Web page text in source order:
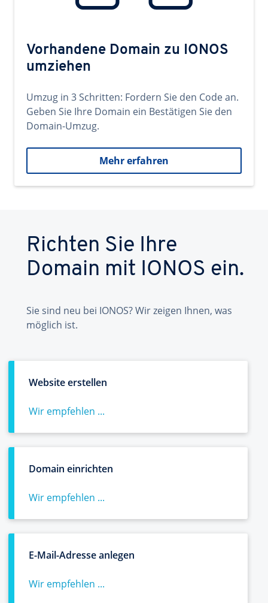
Vorhandene Domain zu IONOS
umziehen
Umzug in 3 Schritten: Fordern Sie den Code an.
Geben Sie Ihre Domain ein Bestätigen Sie den
Domain-Umzug.
Mehr erfahren
Richten Sie Ihre
Domain mit IONOS ein.
Sie sind neu bei IONOS? Wir zeigen Ihnen, was
möglich ist.
Website erstellen
Wir empfehlen ...
Domain einrichten
Wir empfehlen ...
E-Mail-Adresse anlegen
Wir empfehlen ...